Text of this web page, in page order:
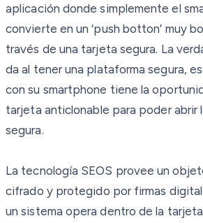
aplicación donde simplemente el
convierte en un ‘push botton’ muy
través de una tarjeta segura. La
da al tener una plataforma segura,
con su smartphone tiene la
tarjeta anticlonable para poder abrir
segura.
La tecnología SEOS provee un
cifrado y protegido por firmas
un sistema opera dentro de la